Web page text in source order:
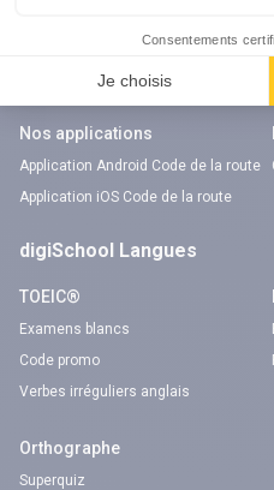
Séries d’entraînement
Nos applications
Application Android Code de la route
Application iOS Code de la route
digiSchool Langues
TOEIC®
Examens blancs
Code promo
Verbes irréguliers anglais
Orthographe
Superquiz